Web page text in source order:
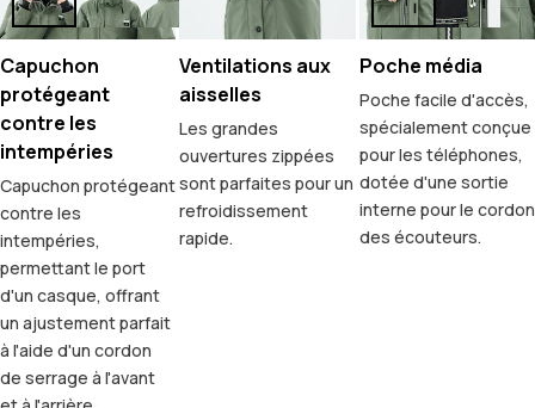
Capuchon
protégeant
contre les
intempéries
Capuchon protégeant
contre les
intempéries,
permettant le port
d'un casque, offrant
un ajustement parfait
à l'aide d'un cordon
de serrage à l'avant
Ventilations aux
aisselles
Les grandes
ouvertures zippées
sont parfaites pour un
refroidissement
rapide.
Poche média
Poche facile d'accès,
spécialement conçue
pour les téléphones,
dotée d'une sortie
interne pour le cordon
des écouteurs.